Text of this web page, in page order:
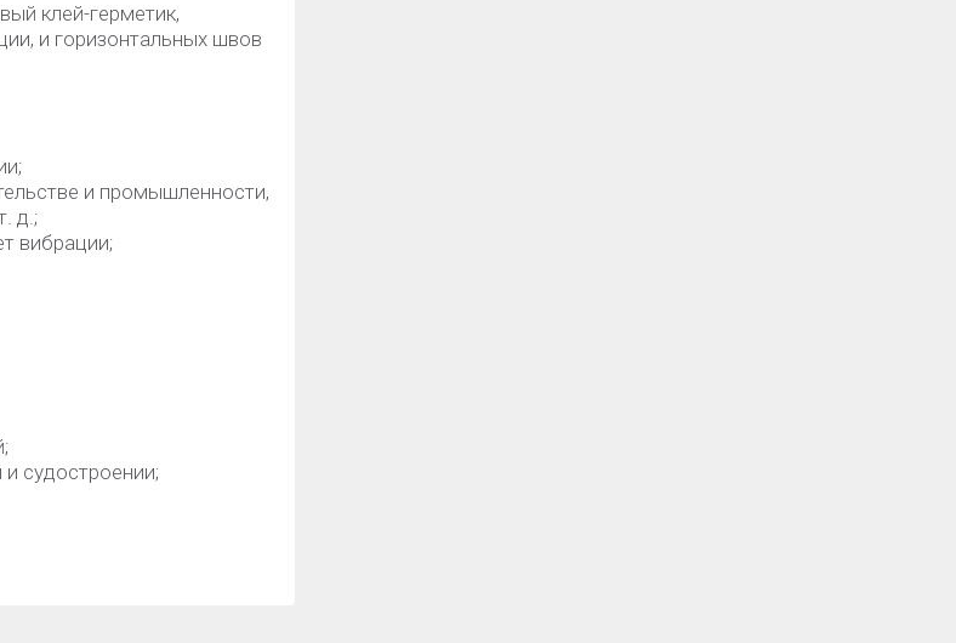
клей-герметик,
и горизонтальных швов
и промышленности,
д.;
вибрации;
судостроении;